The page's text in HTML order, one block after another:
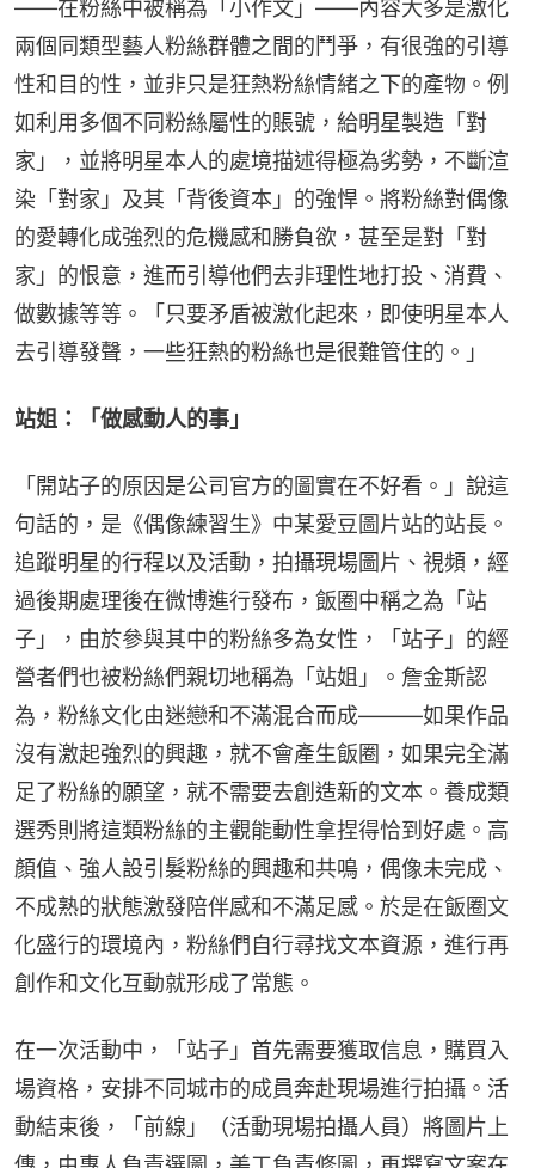
——在粉絲中被稱為「小作文」——內容大多是激化
兩個同類型藝人粉絲群體之間的鬥爭，有很強的引導
性和目的性，並非只是狂熱粉絲情緒之下的產物。例
如利用多個不同粉絲屬性的賬號，給明星製造「對
家」，並將明星本人的處境描述得極為劣勢，不斷渲
染「對家」及其「背後資本」的強悍。將粉絲對偶像
的愛轉化成強烈的危機感和勝負欲，甚至是對「對
家」的恨意，進而引導他們去非理性地打投、消費、
做數據等等。「只要矛盾被激化起來，即使明星本人
去引導發聲，一些狂熱的粉絲也是很難管住的。」
站姐：「做感動人的事」
「開站子的原因是公司官方的圖實在不好看。」說這
句話的，是《偶像練習生》中某愛豆圖片站的站長。
追蹤明星的行程以及活動，拍攝現場圖片、視頻，經
過後期處理後在微博進行發布，飯圈中稱之為「站
子」，由於參與其中的粉絲多為女性，「站子」的經
營者們也被粉絲們親切地稱為「站姐」。詹金斯認
為，粉絲文化由迷戀和不滿混合而成———如果作品
沒有激起強烈的興趣，就不會產生飯圈，如果完全滿
足了粉絲的願望，就不需要去創造新的文本。養成類
選秀則將這類粉絲的主觀能動性拿捏得恰到好處。高
顏值、強人設引髮粉絲的興趣和共鳴，偶像未完成、
不成熟的狀態激發陪伴感和不滿足感。於是在飯圈文
化盛行的環境內，粉絲們自行尋找文本資源，進行再
創作和文化互動就形成了常態。
在一次活動中，「站子」首先需要獲取信息，購買入
場資格，安排不同城市的成員奔赴現場進行拍攝。活
動結束後，「前線」（活動現場拍攝人員）將圖片上